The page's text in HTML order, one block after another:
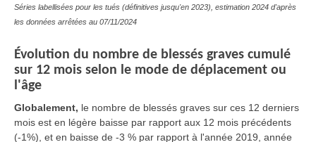
Séries labellisées pour les tués (définitives jusqu'en 2023), estimation 2024 d'après
les données arrêtées au 07/11/2024
Évolution du nombre de blessés graves cumulé
sur 12 mois selon le mode de déplacement ou
l'âge
Globalement, le nombre de blessés graves sur ces 12 derniers
mois est en légère baisse par rapport aux 12 mois précédents
(-1%), et en baisse de -3 % par rapport à l'année 2019, année